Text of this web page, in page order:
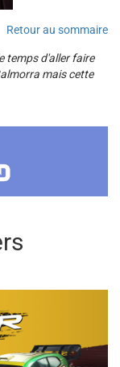
Retour au sommaire
temps d'aller faire
mais cette